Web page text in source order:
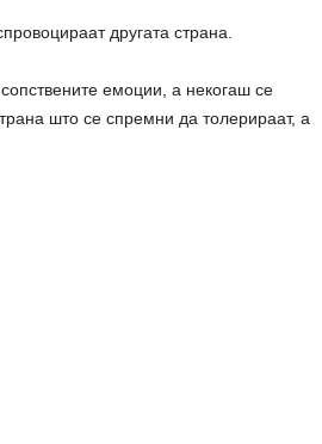
другата страна.
емоции, а некогаш се
што се спремни да толерираат, а